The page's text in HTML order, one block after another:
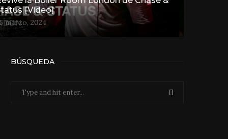
[Video]
marzo, 2024
BÚSQUEDA